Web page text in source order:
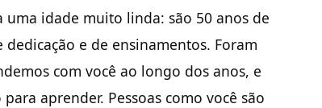
uma idade muito linda: são 50 anos de
e de ensinamentos. Foram
com você ao longo dos anos, e
aprender. Pessoas como você são